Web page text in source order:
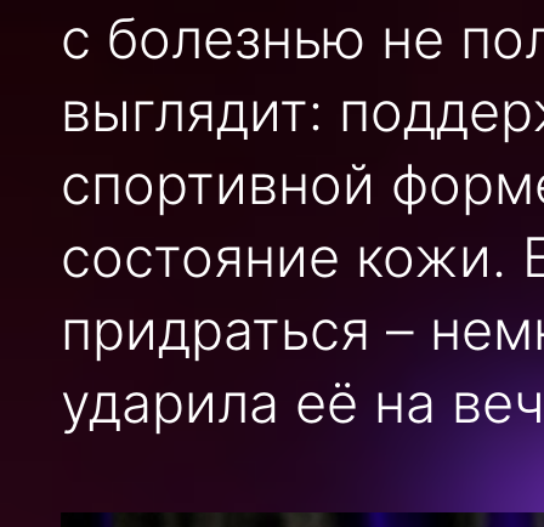
с болезнью не
выглядит:
спортивной
состояние кожи.
придраться –
ударила её на